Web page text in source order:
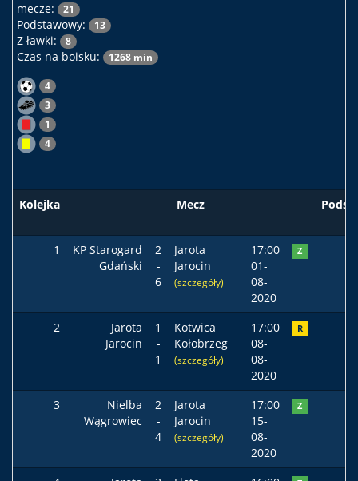
mecze: 21
Podstawowy: 13
Z ławki: 8
Czas na boisku: 1268 min
4
3
1
4
Kolejka Mecz Podst
1
KP Starogard
Gdański
2
-
6
Jarota
Jarocin
(szczegóły)
17:00
01-
08-
2020
Z
2
Jarota
Jarocin
1
-
1
Kotwica
Kołobrzeg
(szczegóły)
17:00
08-
08-
2020
R
3
Nielba
Wągrowiec
2
-
4
Jarota
Jarocin
(szczegóły)
17:00
15-
08-
2020
Z